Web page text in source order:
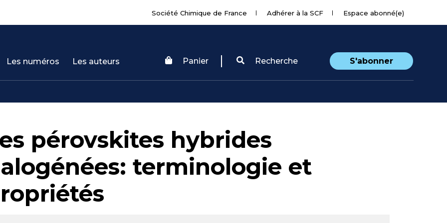
Société Chimique de France Adhérer à la SCF Espace abonné(e)
Les numéros Les auteurs Panier Recherche S'abonner
pérovskites hybrides
terminologie et